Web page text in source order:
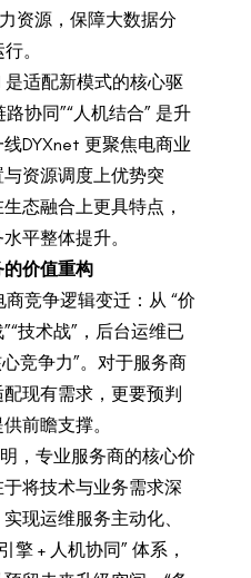
资源，保障大数据分
。
适配新模式的核心驱
协同”“人机结合” 是升
DYXnet 更聚焦电商业
资源调度上优势突
态融合上更具特点，
平整体提升。
价值重构
商竞争逻辑变迁：从 “价
技术战”，后台运维已
竞争力”。对于服务商
现有需求，更要预判
前瞻支撑。
，专业服务商的核心价
将技术与业务需求深
现运维服务主动化、
擎 + 人机协同” 体系，